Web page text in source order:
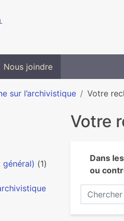
Nous joindre
sur l’archivistique Votre
Votre
Dans
ou
Chercher
(1)